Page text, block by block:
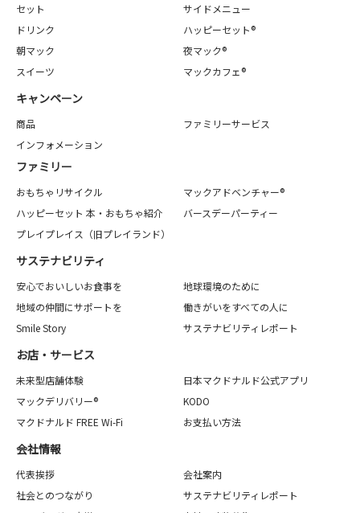
セット
サイドメニュー
ドリンク
ハッピーセット®
朝マック
夜マック®
スイーツ
マックカフェ®
キャンペーン
商品
ファミリーサービス
インフォメーション
ファミリー
おもちゃリサイクル
マックアドベンチャー®
ハッピーセット 本・おもちゃ紹介
バースデーパーティー
プレイプレイス（旧プレイランド）
サステナビリティ
安心でおいしいお食事を
地球環境のために
地域の仲間にサポートを
働きがいをすべての人に
Smile Story
サステナビリティレポート
お店・サービス
未来型店舗体験
日本マクドナルド公式アプリ
マックデリバリー®
KODO
マクドナルド FREE Wi-Fi
お支払い方法
会社情報
代表挨拶
会社案内
社会とのつながり
サステナビリティレポート